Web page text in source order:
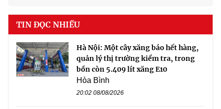
TIN ĐỌC NHIỀU
Hà Nội: Một cây xăng báo hết hàng,
quản lý thị trường kiểm tra, trong
bồn còn 5.409 lít xăng E10
Hòa Bình
20:02 08/08/2026